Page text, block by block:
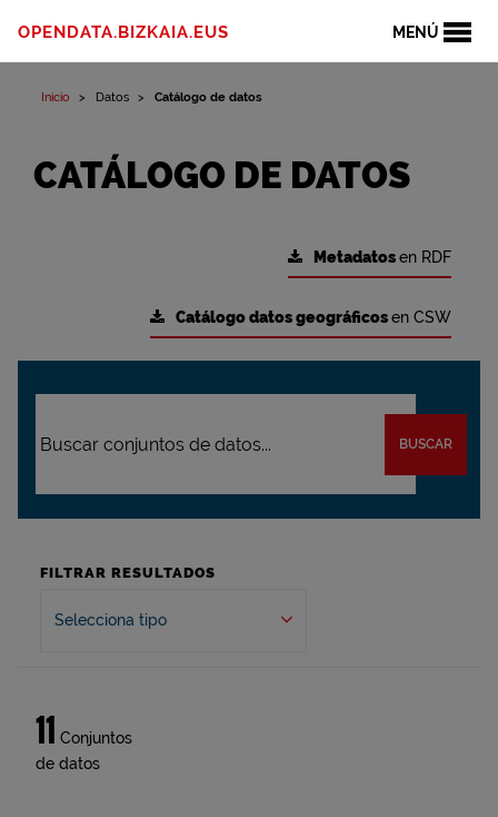
MENÚ
OPENDATA.BIZKAIA.EUS
Inicio Datos Catálogo de datos
CATÁLOGO DE DATOS
Metadatosen RDF
Catálogo datos geográficosen CSW
BUSCAR
FILTRAR RESULTADOS
Selecciona tipo
11 Conjuntos
de datos